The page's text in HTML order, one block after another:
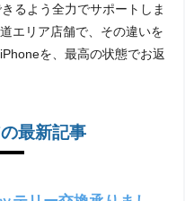
るよう全力でサポートしま
エリア店舗で、その違いを
を、最高の状態でお返
最新記事